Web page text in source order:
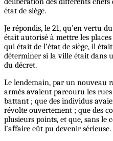
état de siège.
Je répondis, le 21, qu’en vertu
était autorisé à mettre les
qui était de l’état de siège, il
déterminer si la ville était dans
du décret.
Le lendemain, par un nouveau
armés avaient parcouru les
battant ; que des individus
révolte ouvertement ; que des
plusieurs points, et que, sans le
l’affaire eût pu devenir sérieuse.